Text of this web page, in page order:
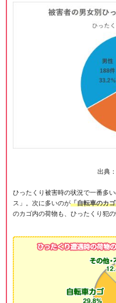
出典：
ひったくり被害時の状況で一番多
ス」。次に多いのが「自転車のカ
のカゴ内の荷物も、ひったくり犯